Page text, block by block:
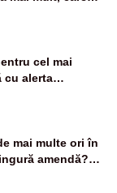
cel mai
cu alerta
mai multe ori în
amendă?